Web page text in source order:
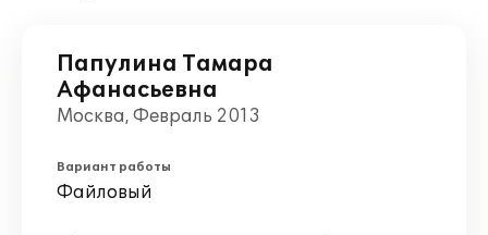
Папулина Тамара
Афанасьевна
Москва, Февраль 2013
Вариант работы
Файловый